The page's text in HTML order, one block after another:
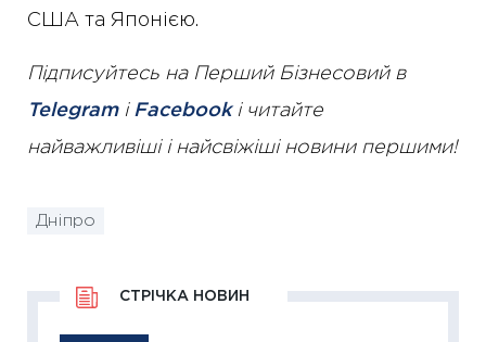
США та Японією.
Підписуйтесь на Перший Бізнесовий в
Telegramі Facebookі читайте
найважливіші і найсвіжіші новини першими!
Дніпро
СТРІЧКА НОВИН